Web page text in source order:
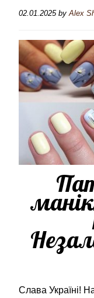
02.01.2025by Alex
Слава Україні!